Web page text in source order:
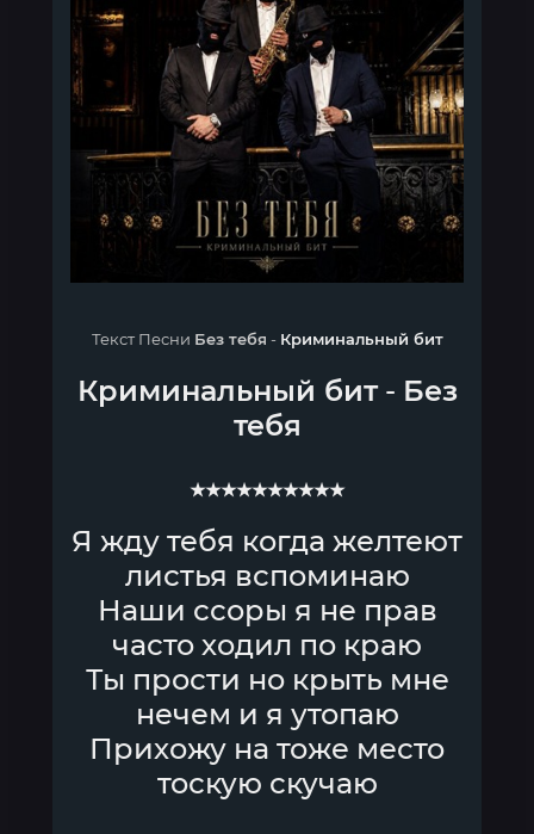
Текст Песни Без тебя - Криминальный бит
Криминальный бит- Без
тебя
★★★★★★★★★★
Я жду тебя когда желтеют
листья вспоминаю
Наши ссоры я не прав
часто ходил по краю
Ты прости но крыть мне
нечем и я утопаю
Прихожу на тоже место
тоскую скучаю